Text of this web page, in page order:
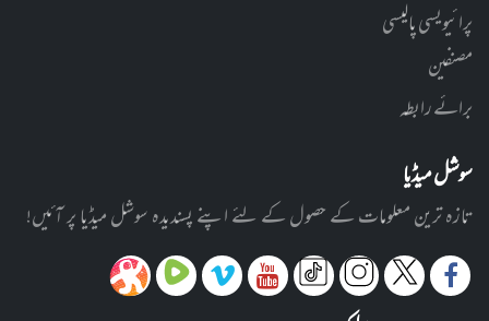
پرائیویسی پالیسی
مصنفین
برائے رابطہ
سوشل میڈیا
تازہ ترین معلومات کے حصول کے لئے اپنے پسندیدہ سوشل میڈیا پر آئیں!